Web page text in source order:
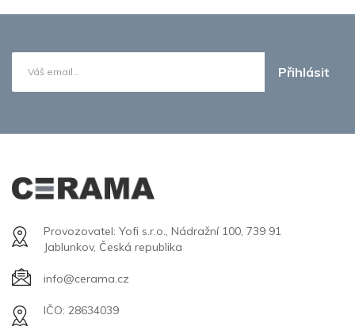
Přihlásit
Provozovatel: Yofi s.r.o., Nádražní 100, 739 91
Jablunkov, Česká republika
info@cerama.cz
IČO: 28634039